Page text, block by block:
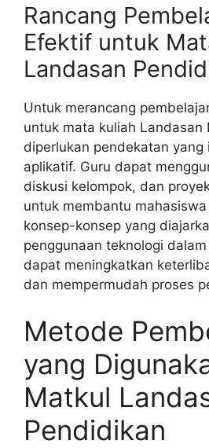
Rancang
Efektif untuk
Landasan
Untuk merancang
untuk mata kuliah Landasan
diperlukan pendekatan
aplikatif. Guru dapat
diskusi kelompok, dan
untuk membantu
konsep-konsep yang
penggunaan teknologi
dapat meningkatkan
dan mempermudah proses
Metode
yang
Matkul
Pendidikan